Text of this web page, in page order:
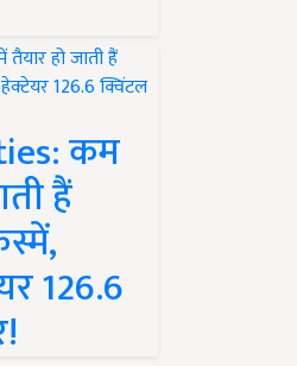
कम
हैं
126.6